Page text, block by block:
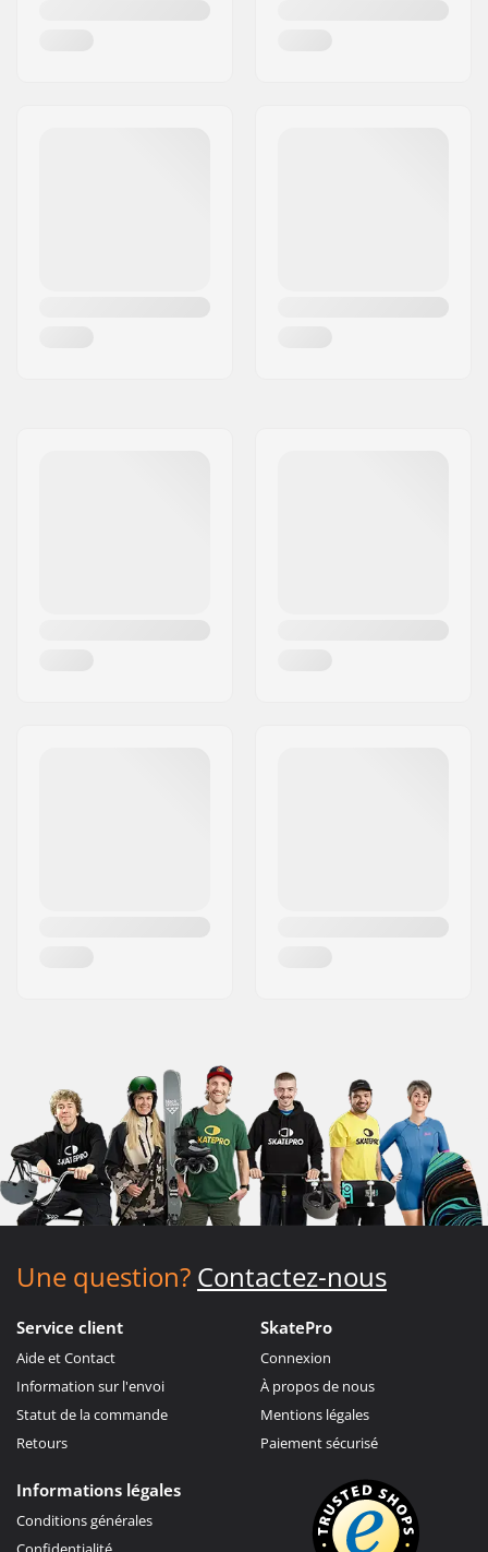
Une question? Contactez-nous
Service client
Aide et Contact
Information sur l'envoi
Statut de la commande
Retours
SkatePro
Connexion
À propos de nous
Mentions légales
Paiement sécurisé
Informations légales
Conditions générales